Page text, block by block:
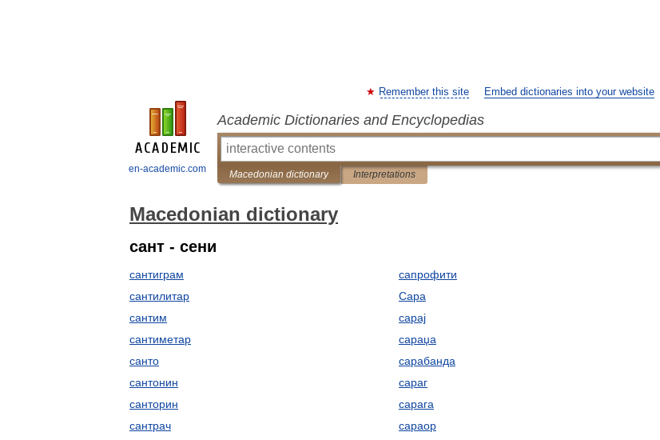
en-academic.com
Remember this site Embed dictionaries into your website
Academic Dictionaries and Encyclopedias
Macedonian dictionary Interpretations
Macedonian dictionary
сант - сени
сантиграм
сантилитар
сантим
сантиметар
санто
сантонин
санторин
сантрач
сапрофити
Сара
сарај
сараџа
сарабанда
сараг
сарага
сараор